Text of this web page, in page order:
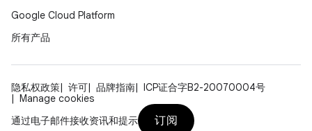
Google Cloud Platform
所有产品
隐私权政策 许可 品牌指南
ICP证合字B2-20070004号
Manage cookies
通过电子邮件接收资讯和提示
订阅